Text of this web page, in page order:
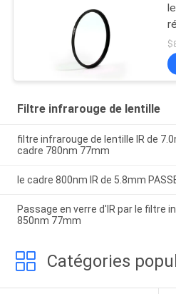
Filtre infrarouge de lentille
filtre infrarouge de lentille IR de
cadre 780nm 77mm
le cadre 800nm IR de 5.8mm
Passage en verre d'IR par le filtre
850nm 77mm
Catégories